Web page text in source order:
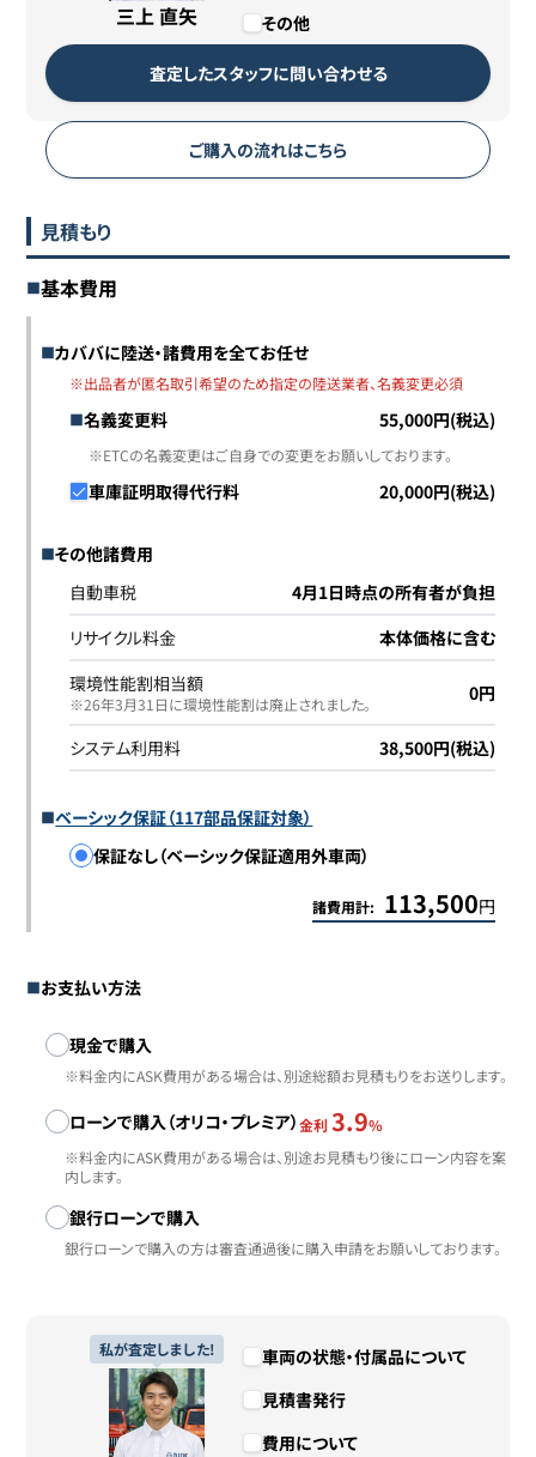
三上 直矢 その他
査定したスタッフに問い合わせる
ご購入の流れはこちら
見積もり
基本費用
カババに陸送・諸費用を全てお任せ
※出品者が匿名取引希望のため指定の陸送業者、名義変更必須
名義変更料 55,000円(税込)
※ETCの名義変更はご自身での変更をお願いしております。
車庫証明取得代行料 20,000円(税込)
その他諸費用
自動車税
4月1日時点の所有者が負担
リサイクル料金
本体価格に含む
環境性能割相当額
※26年3月31日に環境性能割は廃止されました｡ 0円
システム利用料 38,500円(税込)
ベーシック保証（117部品保証対象）
保証なし（ベーシック保証適用外車両）
諸費用計: 113,500円
お支払い方法
お支払い方法
現金で購入
※料金内にASK費用がある場合は、別途総額お見積もりをお送りします。
ローンで購入（オリコ・プレミア）金利 3.9%
※料金内にASK費用がある場合は、別途お見積もり後にローン内容を案
内します。
銀行ローンで購入
銀行ローンで購入の方は審査通過後に購入申請をお願いしております。
私が査定しました!
車両の状態・付属品について
見積書発行
費用について